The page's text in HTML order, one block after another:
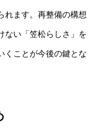
れます。再整備の構想
ない「笠松らしさ」を
くことが今後の鍵とな